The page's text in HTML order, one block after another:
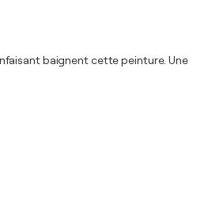
baignent cette peinture. Une